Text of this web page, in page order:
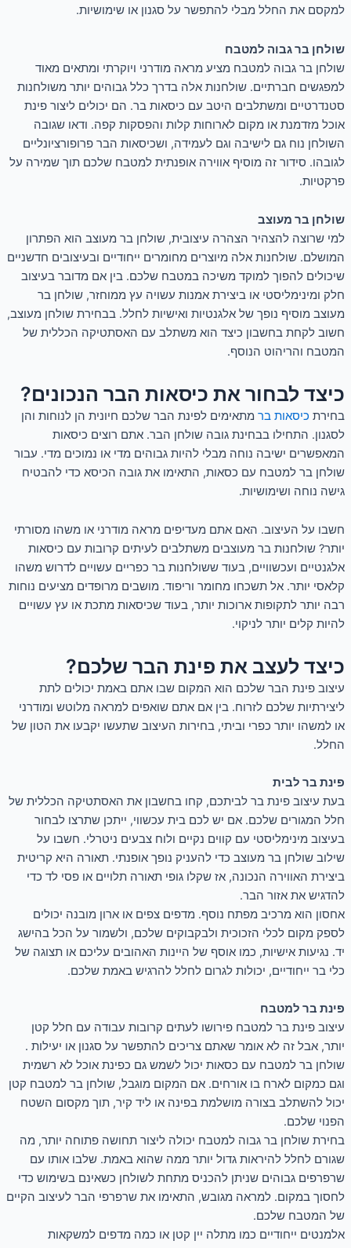
למקסם את החלל מבלי להתפשר על סגנון או שימושיות.
שולחן בר גבוה למטבח
שולחן בר גבוה למטבח מציע מראה מודרני ויוקרתי ומתאים מאוד
למפגשים חברתיים. שולחנות אלה בדרך כלל גבוהים יותר משולחנות
סטנדרטיים ומשתלבים היטב עם כיסאות בר. הם יכולים ליצור פינת
אוכל מזדמנת או מקום לארוחות קלות והפסקות קפה. ודאו שגובה
השולחן נוח גם לישיבה וגם לעמידה, ושכיסאות הבר פרופורציונליים
לגובהו. סידור זה מוסיף אווירה אופנתית למטבח שלכם תוך שמירה על
פרקטיות.
שולחן בר מעוצב
למי שרוצה להצהיר הצהרה עיצובית, שולחן בר מעוצב הוא הפתרון
המושלם. שולחנות אלה מיוצרים מחומרים ייחודיים ובעיצובים חדשניים
שיכולים להפוך למוקד משיכה במטבח שלכם. בין אם מדובר בעיצוב
חלק ומינימליסטי או ביצירת אמנות עשויה עץ ממוחזר, שולחן בר
מעוצב מוסיף נופך של אלגנטיות ואישיות לחלל. בבחירת שולחן מעוצב,
חשוב לקחת בחשבון כיצד הוא משתלב עם האסתטיקה הכללית של
המטבח והריהוט הנוסף.
כיצד לבחור את כיסאות הבר הנכונים?
בחירת כיסאות ברמתאימים לפינת הבר שלכם חיונית הן לנוחות והן
לסגנון. התחילו בבחינת גובה שולחן הבר. אתם רוצים כיסאות
המאפשרים ישיבה נוחה מבלי להיות גבוהים מדי או נמוכים מדי. עבור
שולחן בר למטבח עם כסאות, התאימו את גובה הכיסא כדי להבטיח
גישה נוחה ושימושיות.
חשבו על העיצוב. האם אתם מעדיפים מראה מודרני או משהו מסורתי
יותר? שולחנות בר מעוצבים משתלבים לעיתים קרובות עם כיסאות
אלגנטיים ועכשוויים, בעוד ששולחנות בר כפריים עשויים לדרוש משהו
קלאסי יותר. אל תשכחו מחומר וריפוד. מושבים מרופדים מציעים נוחות
רבה יותר לתקופות ארוכות יותר, בעוד שכיסאות מתכת או עץ עשויים
להיות קלים יותר לניקוי.
כיצד לעצב את פינת הבר שלכם?
עיצוב פינת הבר שלכם הוא המקום שבו אתם באמת יכולים לתת
ליצירתיות שלכם לזרוח. בין אם אתם שואפים למראה מלוטש ומודרני
או למשהו יותר כפרי וביתי, בחירות העיצוב שתעשו יקבעו את הטון של
החלל.
פינת בר לבית
בעת עיצוב פינת בר לביתכם, קחו בחשבון את האסתטיקה הכללית של
חלל המגורים שלכם. אם יש לכם בית עכשווי, ייתכן שתרצו לבחור
בעיצוב מינימליסטי עם קווים נקיים ולוח צבעים ניטרלי. חשבו על
שילוב שולחן בר מעוצב כדי להעניק נופך אופנתי. תאורה היא קריטית
ביצירת האווירה הנכונה, אז שקלו גופי תאורה תלויים או פסי לד כדי
להדגיש את אזור הבר.
אחסון הוא מרכיב מפתח נוסף. מדפים צפים או ארון מובנה יכולים
לספק מקום לכלי הזכוכית ולבקבוקים שלכם, ולשמור על הכל בהישג
יד. נגיעות אישיות, כמו אוסף של היינות האהובים עליכם או תצוגה של
כלי בר ייחודיים, יכולות לגרום לחלל להרגיש באמת שלכם.
פינת בר למטבח
עיצוב פינת בר למטבח פירושו לעתים קרובות עבודה עם חלל קטן
יותר, אבל זה לא אומר שאתם צריכים להתפשר על סגנון או יעילות .
שולחן בר למטבח עם כסאות יכול לשמש גם כפינת אוכל לא רשמית
וגם כמקום לארח בו אורחים. אם המקום מוגבל, שולחן בר למטבח קטן
יכול להשתלב בצורה מושלמת בפינה או ליד קיר, תוך מקסום השטח
הפנוי שלכם.
בחירת שולחן בר גבוה למטבח יכולה ליצור תחושה פתוחה יותר, מה
שגורם לחלל להיראות גדול יותר ממה שהוא באמת. שלבו אותו עם
שרפרפים גבוהים שניתן להכניס מתחת לשולחן כשאינם בשימוש כדי
לחסוך במקום. למראה מגובש, התאימו את שרפרפי הבר לעיצוב הקיים
של המטבח שלכם.
אלמנטים ייחודיים כמו מתלה יין קטן או כמה מדפים למשקאות